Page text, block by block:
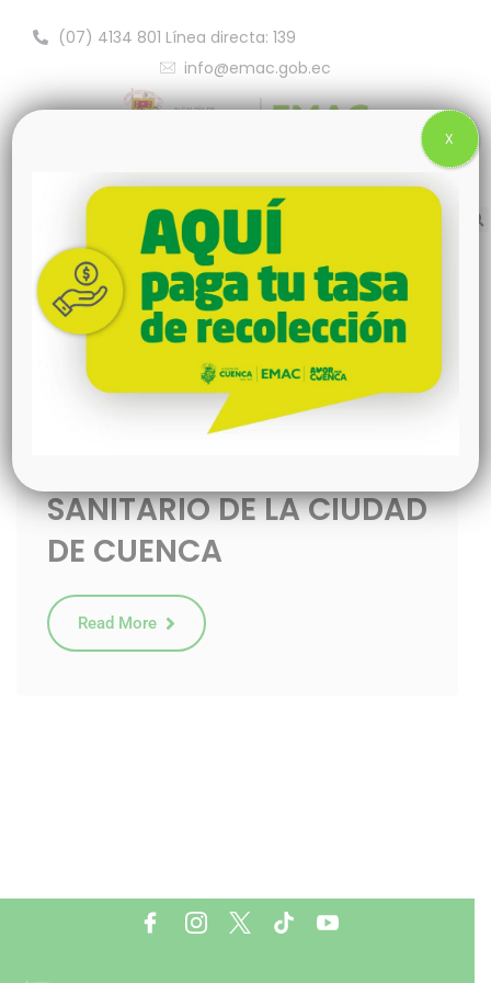
info@emac.gob.ec
(07) 4134 801 Línea directa: 139
julio 16, 2025
FISCALIZACIÓN DE LAS
OBRAS PARA LA
AMPLIACIÓN DE LA FASE
SANITARIO DE LA CIUDAD
DE CUENCA
Read More
X